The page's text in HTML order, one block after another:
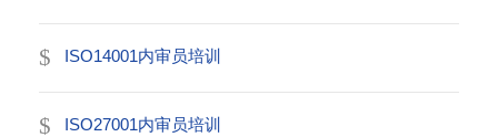
ISO14001内审员培训
ISO27001内审员培训